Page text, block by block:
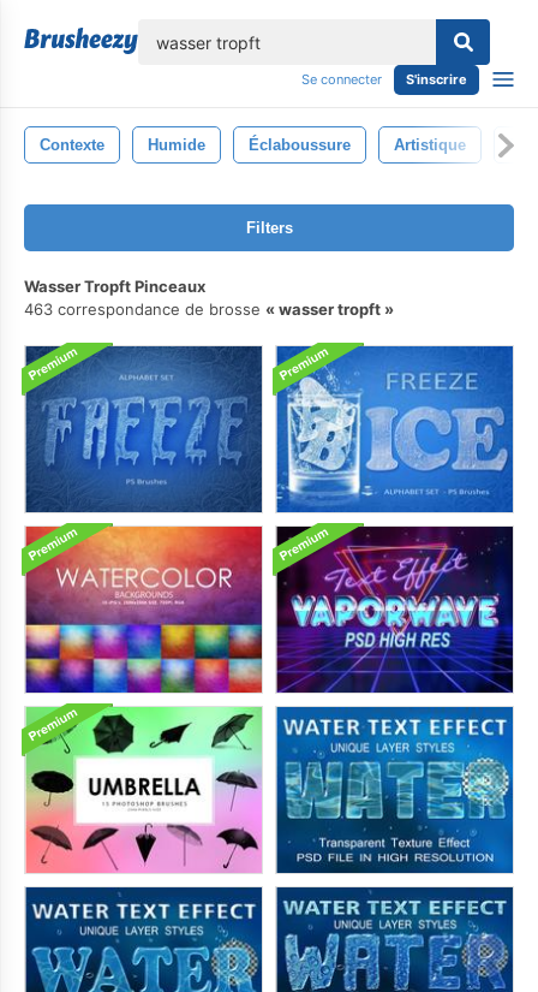
Se connecter S'inscrire
Contexte Humide Éclaboussure Artistique
Filters
Wasser Tropft Pinceaux
463 correspondance de brosse
wasser tropft